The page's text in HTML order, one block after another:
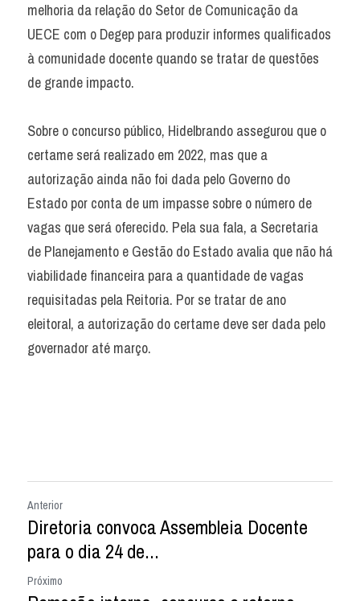
melhoria da relação do Setor de Comunicação da
UECE com o Degep para produzir informes qualificados
à comunidade docente quando se tratar de questões
de grande impacto.
Sobre o concurso público, Hidelbrando assegurou que o
certame será realizado em 2022, mas que a
autorização ainda não foi dada pelo Governo do
Estado por conta de um impasse sobre o número de
vagas que será oferecido. Pela sua fala, a Secretaria
de Planejamento e Gestão do Estado avalia que não há
viabilidade financeira para a quantidade de vagas
requisitadas pela Reitoria. Por se tratar de ano
eleitoral, a autorização do certame deve ser dada pelo
governador até março.
Anterior
Diretoria convoca Assembleia Docente
para o dia 24 de...
Próximo